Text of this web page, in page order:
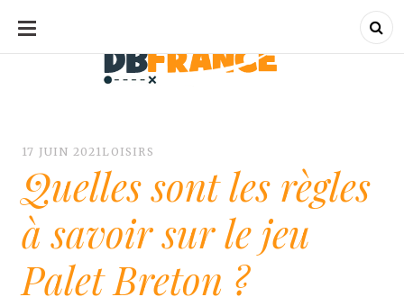
ALLER
CONTENU
dbfrance.fr
17 JUIN 2021 LOISIRS
Quelles sont les règles
à savoir sur le jeu
Palet Breton ?